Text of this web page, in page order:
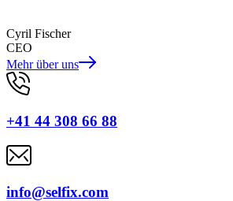
Cyril Fischer
CEO
Mehr über uns
+41 44 308 66 88
info@selfix.com